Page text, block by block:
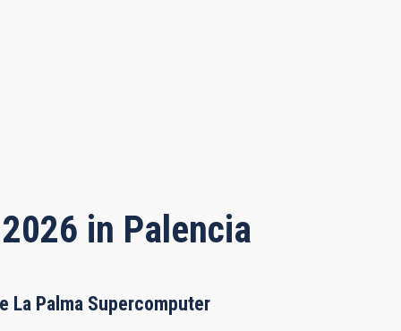
in Palencia
La Palma Supercomputer